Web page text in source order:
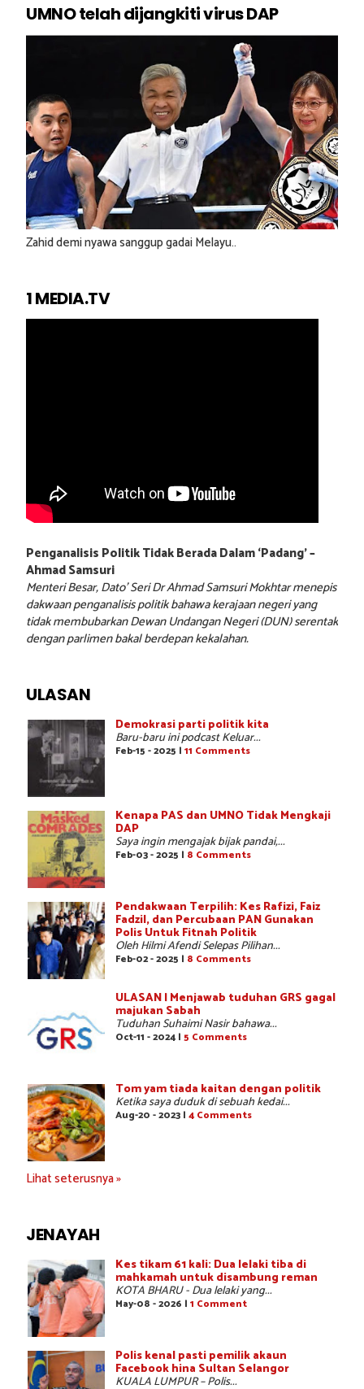
UMNO telah dijangkiti virus DAP
Zahid demi nyawa sanggup gadai Melayu..
1 MEDIA.TV
Penganalisis Politik Tidak Berada Dalam ‘Padang’ –
Ahmad Samsuri
Menteri Besar, Dato’ Seri Dr Ahmad Samsuri Mokhtar menepis
dakwaan penganalisis politik bahawa kerajaan negeri yang
tidak membubarkan Dewan Undangan Negeri (DUN) serentak
dengan parlimen bakal berdepan kekalahan.
ULASAN
Demokrasi parti politik kita
Baru-baru ini podcast Keluar...
Feb-15 - 2025 | 11 Comments
Kenapa PAS dan UMNO Tidak Mengkaji
DAP
Saya ingin mengajak bijak pandai,...
Feb-03 - 2025 | 8 Comments
Pendakwaan Terpilih: Kes Rafizi, Faiz
Fadzil, dan Percubaan PAN Gunakan
Polis Untuk Fitnah Politik
Oleh Hilmi Afendi Selepas Pilihan...
Feb-02 - 2025 | 8 Comments
ULASAN | Menjawab tuduhan GRS gagal
majukan Sabah
Tuduhan Suhaimi Nasir bahawa...
Oct-11 - 2024 | 5 Comments
Tom yam tiada kaitan dengan politik
Ketika saya duduk di sebuah kedai...
Aug-20 - 2023 | 4 Comments
Lihat seterusnya »
JENAYAH
Kes tikam 61 kali: Dua lelaki tiba di
mahkamah untuk disambung reman
KOTA BHARU - Dua lelaki yang...
May-08 - 2026 | 1 Comment
Polis kenal pasti pemilik akaun
Facebook hina Sultan Selangor
KUALA LUMPUR – Polis...